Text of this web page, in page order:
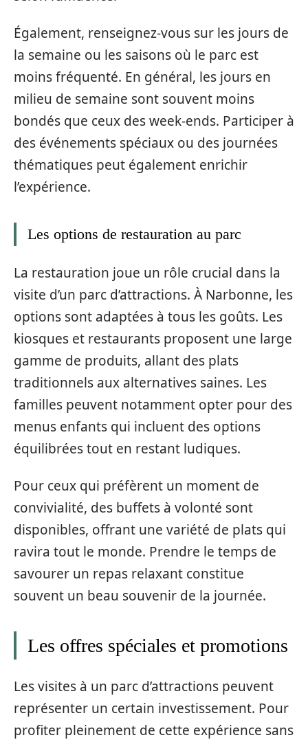
Également, renseignez-vous sur les jours de
la semaine ou les saisons où le parc est
moins fréquenté. En général, les jours en
milieu de semaine sont souvent moins
bondés que ceux des week-ends. Participer à
des événements spéciaux ou des journées
thématiques peut également enrichir
l’expérience.
Les options de restauration au parc
La restauration joue un rôle crucial dans la
visite d’un parc d’attractions. À Narbonne, les
options sont adaptées à tous les goûts. Les
kiosques et restaurants proposent une large
gamme de produits, allant des plats
traditionnels aux alternatives saines. Les
familles peuvent notamment opter pour des
menus enfants qui incluent des options
équilibrées tout en restant ludiques.
Pour ceux qui préfèrent un moment de
convivialité, des buffets à volonté sont
disponibles, offrant une variété de plats qui
ravira tout le monde. Prendre le temps de
savourer un repas relaxant constitue
souvent un beau souvenir de la journée.
Les offres spéciales et promotions
Les visites à un parc d’attractions peuvent
représenter un certain investissement. Pour
profiter pleinement de cette expérience sans